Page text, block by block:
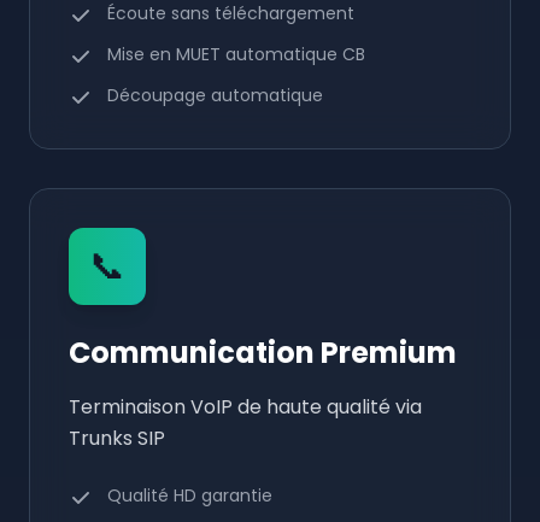
Écoute sans téléchargement
Mise en MUET automatique CB
Découpage automatique
📞
Communication Premium
Terminaison VoIP de haute qualité via
Trunks SIP
Qualité HD garantie